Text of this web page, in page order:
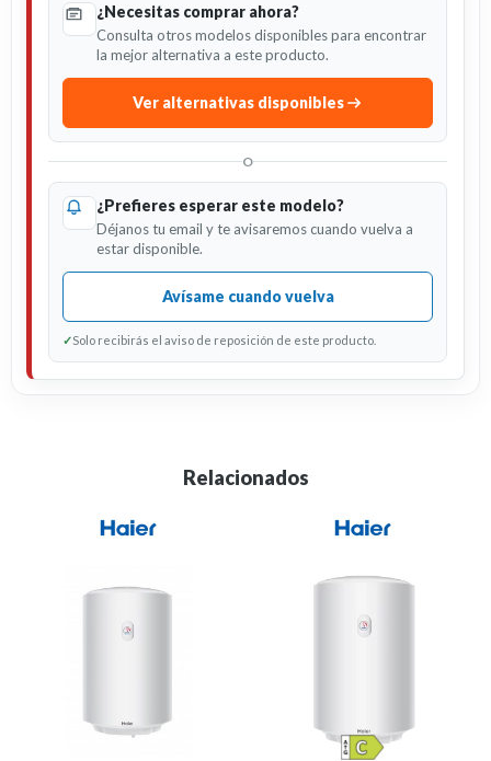
¿Necesitas comprar ahora?
Consulta otros modelos disponibles para encontrar
la mejor alternativa a este producto.
Ver alternativas disponibles
O
¿Prefieres esperar este modelo?
Déjanos tu email y te avisaremos cuando vuelva a
estar disponible.
Avísame cuando vuelva
✓Solo recibirás el aviso de reposición de este producto.
Relacionados